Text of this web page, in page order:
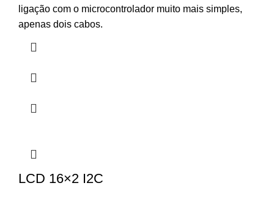
ligação com o microcontrolador muito mais simples,
apenas dois cabos.
LCD 16×2 I2C